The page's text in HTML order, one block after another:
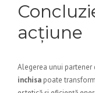
acțiune
Alegerea unui partener
inchisa poate